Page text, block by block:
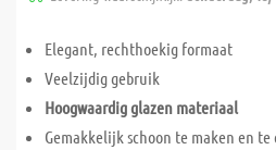
Elegant, rechthoekig formaat
Veelzijdig gebruik
Hoogwaardig glazen materiaal
Gemakkelijk schoon te maken en